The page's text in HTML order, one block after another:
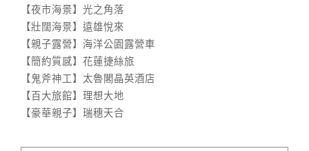
【夜市海景】光之角落
【壯闊海景】遠雄悅來
【親子露營】海洋公園露營車
【簡約質感】花蓮捷絲旅
【鬼斧神工】太魯閣晶英酒店
【百大旅館】理想大地
【豪華親子】瑞穗天合